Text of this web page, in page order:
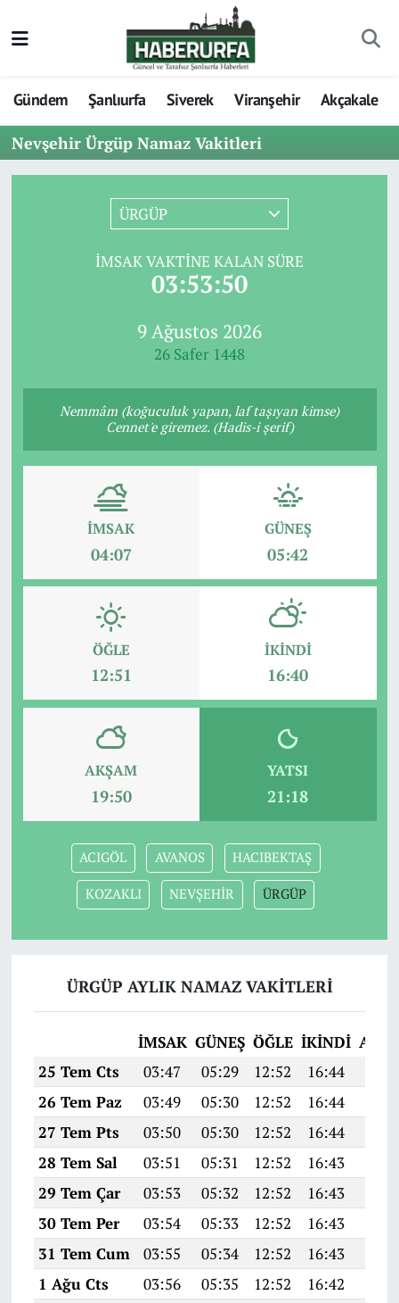
Gündem Şanlıurfa Siverek Viranşehir Akçakale
Nevşehir Ürgüp Namaz Vakitleri
ÜRGÜP
İMSAK VAKTINE KALAN SÜRE
03:53:50
9 Ağustos 2026
26 Safer 1448
Nemmâm (koğuculuk yapan, laf taşıyan kimse)
Cennet'e giremez. (Hadis-i şerif)
İMSAK
04:07
GÜNEŞ
05:42
ÖĞLE
12:51
İKINDI
16:40
AKŞAM
19:50
YATSI
21:18
ACIGÖL AVANOS HACIBEKTAŞ
KOZAKLI NEVŞEHİR ÜRGÜP
ÜRGÜP AYLIK NAMAZ VAKITLERI
İMSAK GÜNEŞ ÖĞLE İKINDI
25 Tem Cts
03:47 05:29 12:52 16:44
26 Tem Paz
03:49 05:30 12:52 16:44
27 Tem Pts
03:50 05:30 12:52 16:44
28 Tem Sal
03:51 05:31 12:52 16:43
29 Tem Çar
03:53 05:32 12:52 16:43
30 Tem Per
03:54 05:33 12:52 16:43
31 Tem Cum
03:55 05:34 12:52 16:43
1 Ağu Cts
03:56 05:35 12:52 16:42